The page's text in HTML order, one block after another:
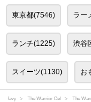
東京都(7546) ラー
ランチ(1225) 渋谷
スイーツ(1130) お
favy The Warrior Cel The